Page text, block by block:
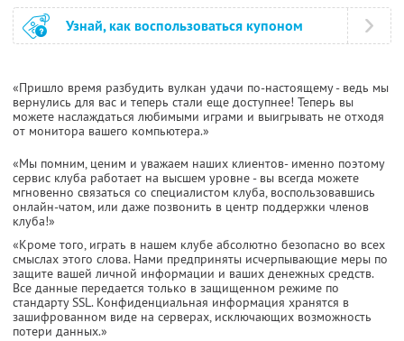
Узнай, как воспользоваться купоном
«Пришло время разбудить вулкан удачи по-настоящему - ведь мы
вернулись для вас и теперь стали еще доступнее! Теперь вы
можете наслаждаться любимыми играми и выигрывать не отходя
от монитора вашего компьютера.»
«Мы помним, ценим и уважаем наших клиентов- именно поэтому
сервис клуба работает на высшем уровне - вы всегда можете
мгновенно связаться со специалистом клуба, воспользовавшись
онлайн-чатом, или даже позвонить в центр поддержки членов
клуба!»
«Кроме того, играть в нашем клубе абсолютно безопасно во всех
смыслах этого слова. Нами предприняты исчерпывающие меры по
защите вашей личной информации и ваших денежных средств.
Все данные передается только в защищенном режиме по
стандарту SSL. Конфиденциальная информация хранятся в
зашифрованном виде на серверах, исключающих возможность
потери данных.»